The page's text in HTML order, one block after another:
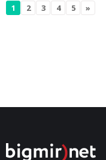
1 2 3 4 5 »